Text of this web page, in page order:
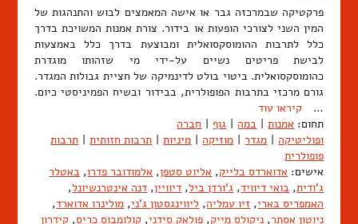
פרקטיקה שבמרכזה גבר או אישה המאמצים לבוש והתנהגות של
המין השני לצורכי הופעות או בידור. צורת אמנות המשויכת בדרך
כלל לתרבות ההומוסקסואלית ומבוצעת בדרך כלל באמצעות
לבישת פריטים נשיים על-ידי מי שזהותו מוגדרת
כהומוסקסואלית. ביטוי בולט לדינמיקה של חציית גבולות המגדר.
גורם מרכזי בתרבות הפופולרית, בבידור ובשיח הפמיניסטי כיום.
… קיראו עוד
תחום: אמנות במה גוף
חברה
ופוליטיקה
מגדר מוזיקה מיניות תרבות חזותית
תרבות
פופולרית
אישים: אדוארדס בלייק, אליוט סטפן, אלמודובר פדרו, באטלר
ג'ודית, בואי דיוויד, ג'ורדן ביל, דיוויין, דנה אינטרנשיונל,
האמפריס בארי, זיו עמליה, ליווינגסטון ג'ני, מולינרו אדוארד,
ניוטון אסתר, ניקולס מייק, פולאק סידני, קולומבוס כריס, קידרון